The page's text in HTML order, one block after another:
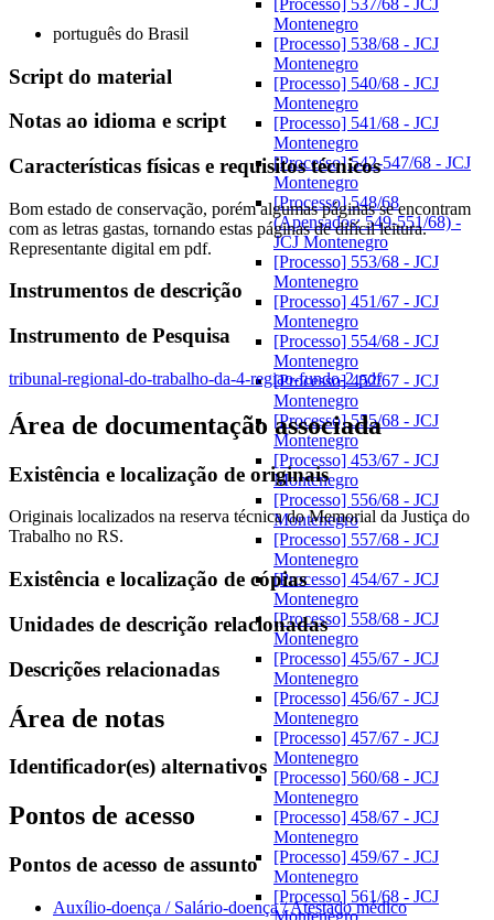
[Processo] 537/68 - JCJ
Montenegro
[Processo] 538/68 - JCJ
Montenegro
[Processo] 540/68 - JCJ
Montenegro
[Processo] 541/68 - JCJ
Montenegro
[Processo] 542-547/68 - JCJ
Montenegro
[Processo] 548/68
(Apensados: 549-551/68) -
JCJ Montenegro
[Processo] 553/68 - JCJ
Montenegro
[Processo] 451/67 - JCJ
Montenegro
[Processo] 554/68 - JCJ
Montenegro
[Processo] 452/67 - JCJ
Montenegro
[Processo] 555/68 - JCJ
Montenegro
[Processo] 453/67 - JCJ
Montenegro
[Processo] 556/68 - JCJ
Montenegro
[Processo] 557/68 - JCJ
Montenegro
[Processo] 454/67 - JCJ
Montenegro
[Processo] 558/68 - JCJ
Montenegro
[Processo] 455/67 - JCJ
Montenegro
[Processo] 456/67 - JCJ
Montenegro
[Processo] 457/67 - JCJ
Montenegro
[Processo] 560/68 - JCJ
Montenegro
[Processo] 458/67 - JCJ
Montenegro
[Processo] 459/67 - JCJ
Montenegro
[Processo] 561/68 - JCJ
português do Brasil
Script do material
Notas ao idioma e script
Características físicas e requisitos técnicos
Bom estado de conservação, porém algumas páginas se encontram
com as letras gastas, tornando estas páginas de difícil leitura.
Representante digital em pdf.
Instrumentos de descrição
Instrumento de Pesquisa
tribunal-regional-do-trabalho-da-4-regiao-fundo-2.pdf
Área de documentação associada
Existência e localização de originais
Originais localizados na reserva técnica do Memorial da Justiça do
Trabalho no RS.
Existência e localização de cópias
Unidades de descrição relacionadas
Descrições relacionadas
Área de notas
Identificador(es) alternativos
Pontos de acesso
Pontos de acesso de assunto
Auxílio-doença / Salário-doença / Atestado médico